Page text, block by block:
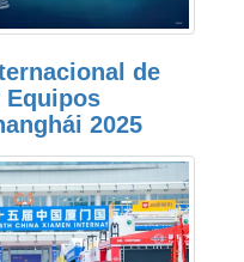
de
Equipos
2025